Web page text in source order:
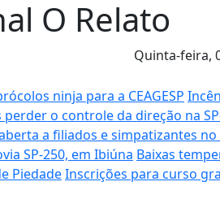
O Relato
Quinta-feira,
ninja para a CEAGESP
o controle da direção na
a filiados e simpatizantes
SP-250, em Ibiúna Baixas
PiedadeInscrições para curso